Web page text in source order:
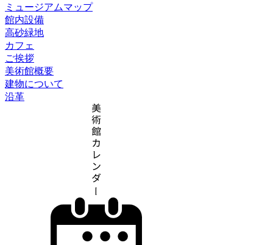
ミュージアムマップ
館内設備
高砂緑地
カフェ
ご挨拶
美術館概要
建物について
沿革